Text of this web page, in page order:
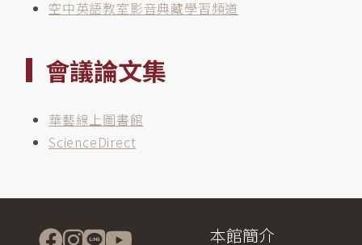
空中英語教室影音典藏學習頻道
會議論文集
華藝線上圖書館
ScienceDirect
本館簡介